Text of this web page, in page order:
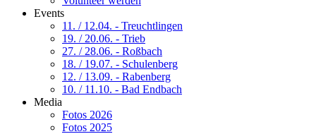
Events
11. / 12.04. - Treuchtlingen
19. / 20.06. - Trieb
27. / 28.06. - Roßbach
18. / 19.07. - Schulenberg
12. / 13.09. - Rabenberg
10. / 11.10. - Bad Endbach
Media
Fotos 2026
Fotos 2025